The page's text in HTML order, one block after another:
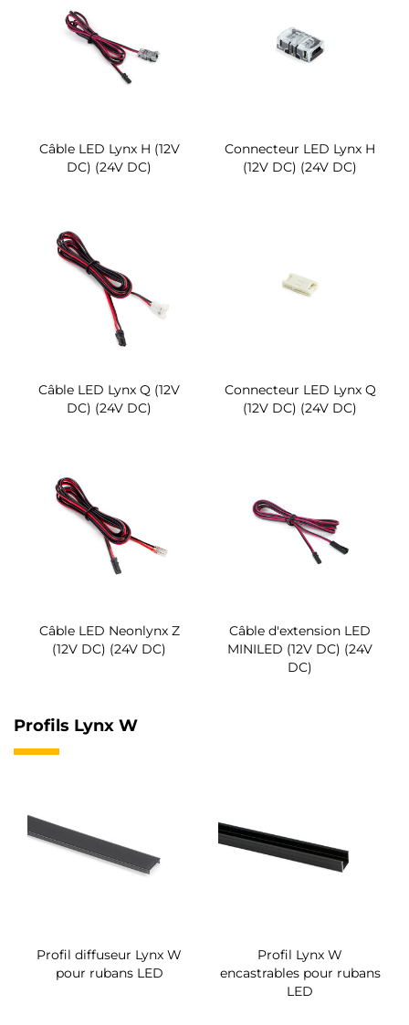
Câble LED Lynx H (12V
DC) (24V DC)
Connecteur LED Lynx H
(12V DC) (24V DC)
Câble LED Lynx Q (12V
DC) (24V DC)
Connecteur LED Lynx Q
(12V DC) (24V DC)
Câble LED Neonlynx Z
(12V DC) (24V DC)
Câble d'extension LED
MINILED (12V DC) (24V
DC)
Profils Lynx W
Profil diffuseur Lynx W
pour rubans LED
Profil Lynx W
encastrables pour rubans
LED